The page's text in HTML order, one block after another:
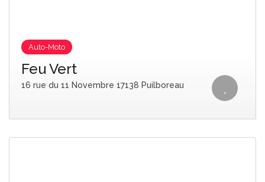
Auto-Moto
Feu Vert
16 rue du 11 Novembre 17138 Puilboreau